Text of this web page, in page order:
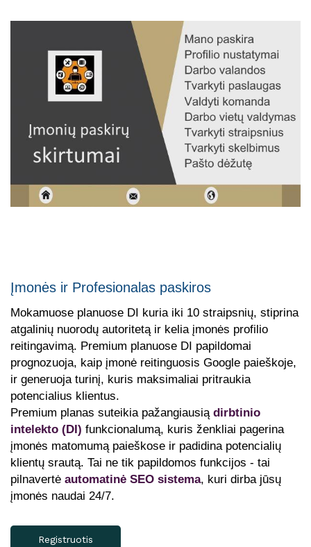
Įmonės ir Profesionalas paskiros
Mokamuose planuose DI kuria iki 10 straipsnių, stiprina
atgalinių nuorodų autoritetą ir kelia įmonės profilio
reitingavimą. Premium planuose DI papildomai
prognozuoja, kaip įmonė reitinguosis Google paieškoje,
ir generuoja turinį, kuris maksimaliai pritraukia
potencialius klientus.
Premium planas suteikia pažangiausią dirbtinio
intelekto (DI) funkcionalumą, kuris ženkliai pagerina
įmonės matomumą paieškose ir padidina potencialių
klientų srautą. Tai ne tik papildomos funkcijos - tai
pilnavertė automatinė SEO sistema, kuri dirba jūsų
įmonės naudai 24/7.
Registruotis